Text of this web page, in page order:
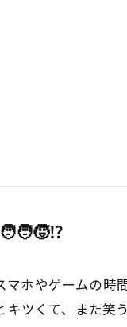
ホやゲームの時
ツくて、また笑